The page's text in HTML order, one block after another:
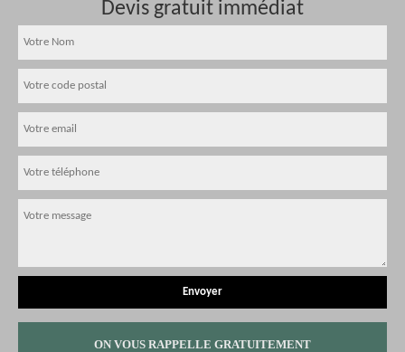
Devis gratuit immédiat
ON VOUS RAPPELLE GRATUITEMENT